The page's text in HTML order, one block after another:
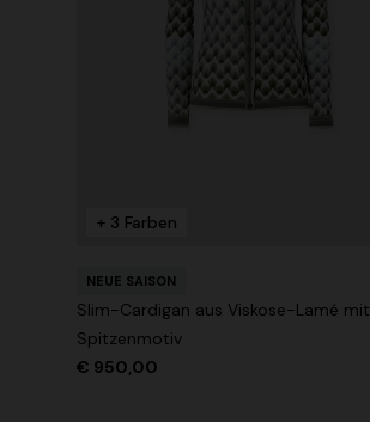
+ 3 Farben
NEUE SAISON
Slim-Cardigan aus Viskose-Lamé mit
Spitzenmotiv
€ 950,00